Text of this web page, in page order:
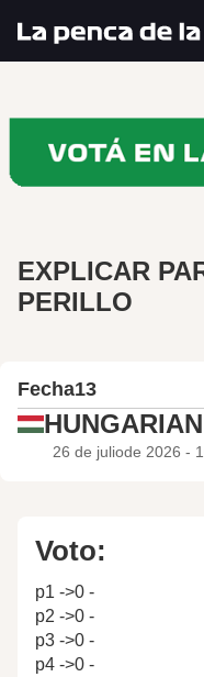
EXPLICAR
PERILLO
Fecha13
26 de juliode 2026 -
Voto:
p1 ->0 -
p2 ->0 -
p3 ->0 -
p4 ->0 -